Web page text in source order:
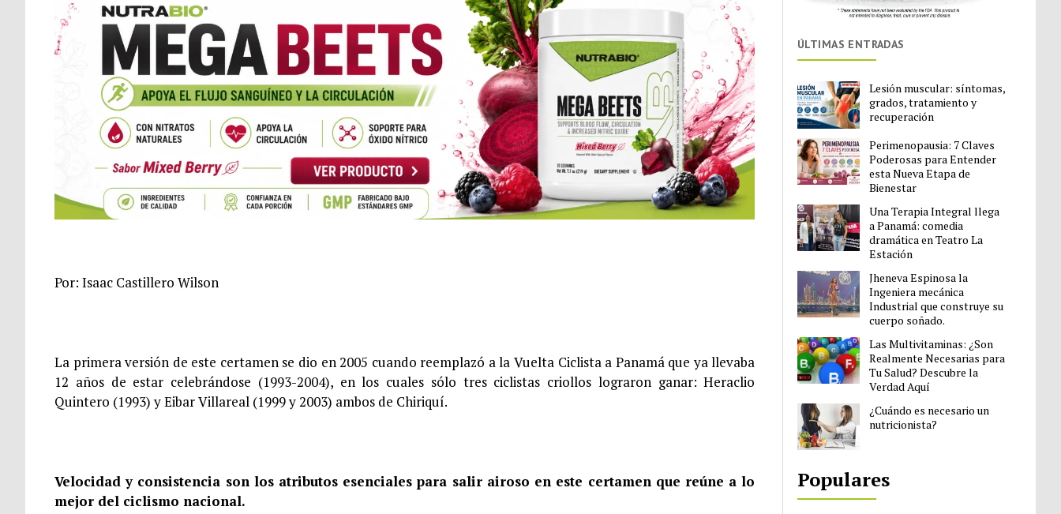
Por: Isaac Castillero Wilson
La primera versión de este certamen se dio en 2005 cuando reemplazó a la Vuelta Ciclista a Panamá que ya llevaba
12 años de estar celebrándose (1993-2004), en los cuales sólo tres ciclistas criollos lograron ganar: Heraclio
Quintero (1993) y Eibar Villareal (1999 y 2003) ambos de Chiriquí.
Velocidad y consistencia son los atributos esenciales para salir airoso en este certamen que reúne a lo
mejor del ciclismo nacional.
ÚLTIMAS ENTRADAS
Lesión muscular: síntomas,
grados, tratamiento y
recuperación
Perimenopausia: 7 Claves
Poderosas para Entender
esta Nueva Etapa de
Bienestar
Una Terapia Integral llega
a Panamá: comedia
dramática en Teatro La
Estación
Jheneva Espinosa la
Ingeniera mecánica
Industrial que construye su
cuerpo soñado.
Las Multivitaminas: ¿Son
Realmente Necesarias para
Tu Salud? Descubre la
Verdad Aquí
¿Cuándo es necesario un
nutricionista?
Populares